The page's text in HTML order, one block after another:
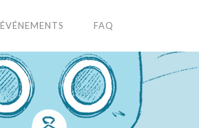
ÉVÉNEMENTS FAQ